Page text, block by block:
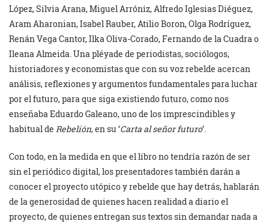
López, Silvia Arana, Miguel Arróniz, Alfredo Iglesias Diéguez,
Aram Aharonian, Isabel Rauber, Atilio Boron, Olga Rodríguez,
Renán Vega Cantor, Ilka Oliva-Corado, Fernando de la Cuadra o
Ileana Almeida. Una pléyade de periodistas, sociólogos,
historiadores y economistas que con su voz rebelde acercan
análisis, reflexiones y argumentos fundamentales para luchar
por el futuro, para que siga existiendo futuro, como nos
enseñaba Eduardo Galeano, uno de los imprescindibles y
habitual de Rebelión, en su ‘Carta al señor futuro’.
Con todo, en la medida en que el libro no tendría razón de ser
sin el periódico digital, los presentadores también darán a
conocer el proyecto utópico y rebelde que hay detrás, hablarán
de la generosidad de quienes hacen realidad a diario el
proyecto, de quienes entregan sus textos sin demandar nada a